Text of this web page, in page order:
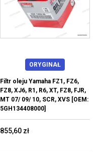
ORYGINAŁ
Filtr oleju Yamaha FZ1, FZ6,
FZ8, XJ6, R1, R6, XT, FZ8, FJR,
MT 07/ 09/ 10, SCR, XVS [OEM:
5GH134408000]
855,60 zł